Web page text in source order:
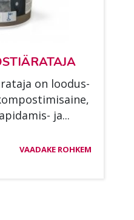
on loo­dus­
ja...
VAADAKE ROHKEM